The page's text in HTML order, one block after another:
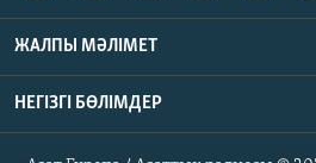
ЖАЛПЫ МӘЛІМЕТ
НЕГІЗГІ БӨЛІМДЕР